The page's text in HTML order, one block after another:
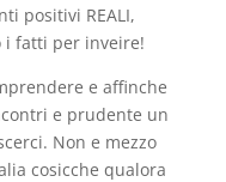
positivi REALI,
i fatti per inveire!
e affinche
e prudente un
Non e mezzo
cosicche qualora